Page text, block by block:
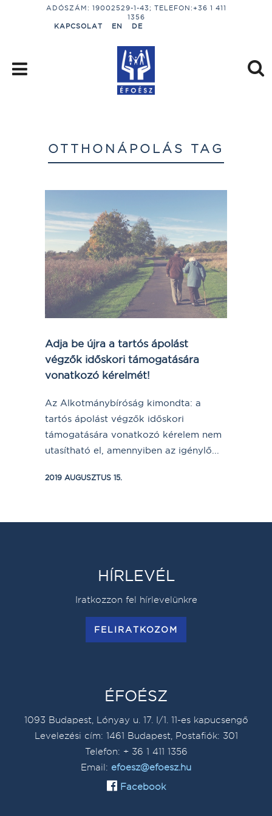
ADÓSZÁM: 19002529-1-43; TELEFON:+36 1 411
1356
KAPCSOLAT
EN DE
OTTHONÁPOLÁS TAG
Adja be újra a tartós ápolást
végzők időskori támogatására
vonatkozó kérelmét!
Az Alkotmánybíróság kimondta: a
tartós ápolást végzők időskori
támogatására vonatkozó kérelem nem
utasítható el, amennyiben az igénylő...
2019 AUGUSZTUS 15.
HÍRLEVÉL
Iratkozzon fel hírlevelünkre
FELIRATKOZOM
ÉFOÉSZ
1093 Budapest, Lónyay u. 17. I/1. 11-es kapucsengő
Levelezési cím: 1461 Budapest, Postafiók: 301
Telefon: + 36 1 411 1356
Email: efoesz@efoesz.hu
Facebook